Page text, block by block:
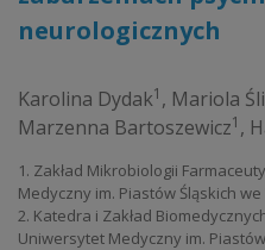
neurologicznych
Karolina Dydak1 , Mariola
Marzenna Bartoszewicz1 ,
1. Zakład Mikrobiologii
Medyczny im. Piastów Śląskich we
2. Katedra i Zakład
Uniwersytet Medyczny im.